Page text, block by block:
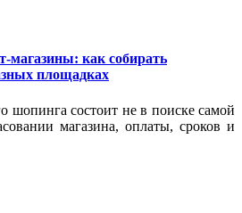
магазины: как собирать
площадках
шопинга состоит не в поиске самой
магазина, оплаты, сроков и